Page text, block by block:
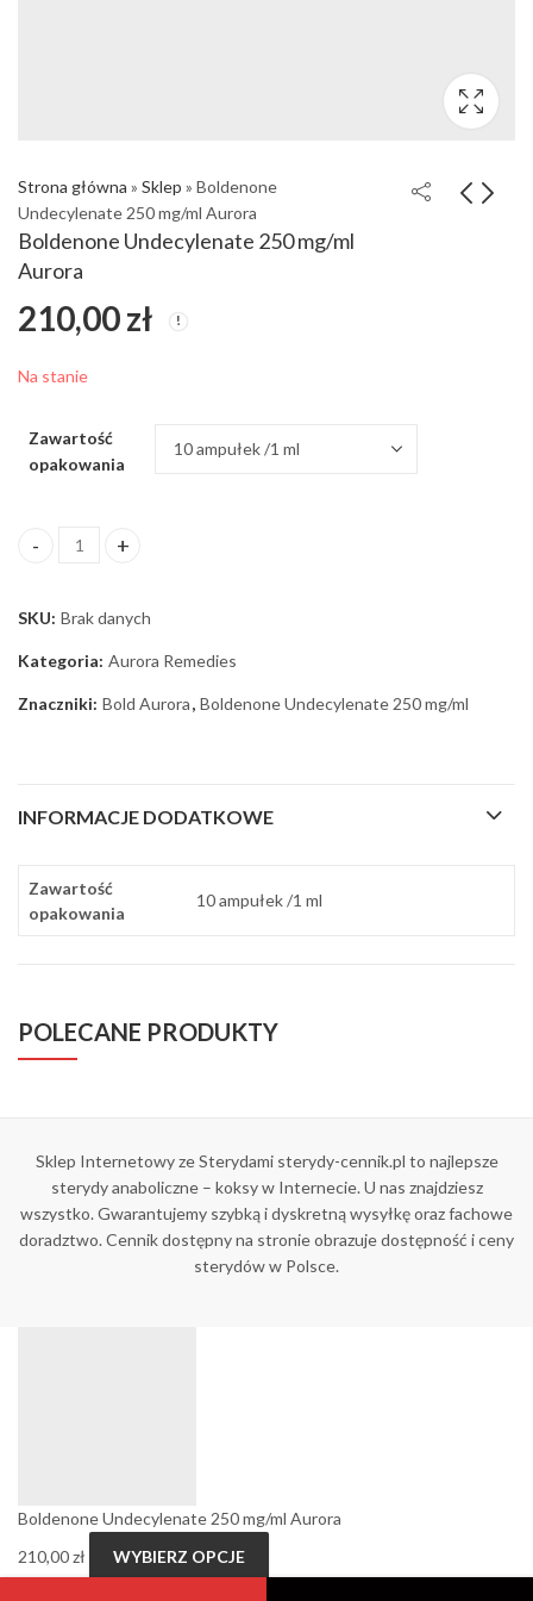
Strona główna » Sklep » Boldenone
Undecylenate 250 mg/ml Aurora
Boldenone Undecylenate 250 mg/ml
Aurora
210,00zł
Na stanie
Zawartość
opakowania
ilość Boldenone Undecylenate 250 mg/ml Aurora
SKU: Brak danych
Kategoria: Aurora Remedies
Znaczniki: Bold Aurora, Boldenone Undecylenate 250 mg/ml
INFORMACJE DODATKOWE
Zawartość
opakowania
10 ampułek /1 ml
POLECANE PRODUKTY
Sklep Internetowy ze Sterydami sterydy-cennik.pl to najlepsze
sterydy anaboliczne – koksy w Internecie. U nas znajdziesz
wszystko. Gwarantujemy szybką i dyskretną wysyłkę oraz fachowe
doradztwo. Cennik dostępny na stronie obrazuje dostępność i ceny
sterydów w Polsce.
Boldenone Undecylenate 250 mg/ml Aurora
210,00zł WYBIERZ OPCJE